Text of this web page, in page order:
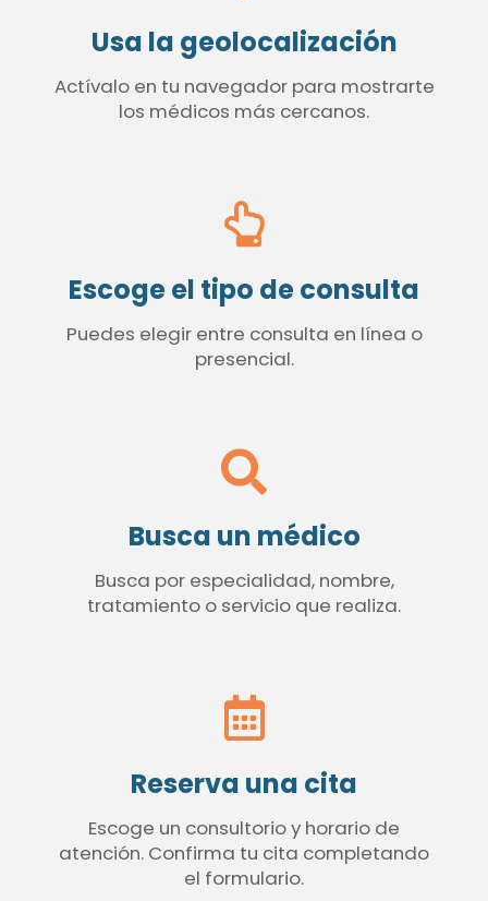
Usa la geolocalización
Actívalo en tu navegador para mostrarte
los médicos más cercanos.
Escoge el tipo de consulta
Puedes elegir entre consulta en línea o
presencial.
Busca un médico
Busca por especialidad, nombre,
tratamiento o servicio que realiza.
Reserva una cita
Escoge un consultorio y horario de
atención. Confirma tu cita completando
el formulario.